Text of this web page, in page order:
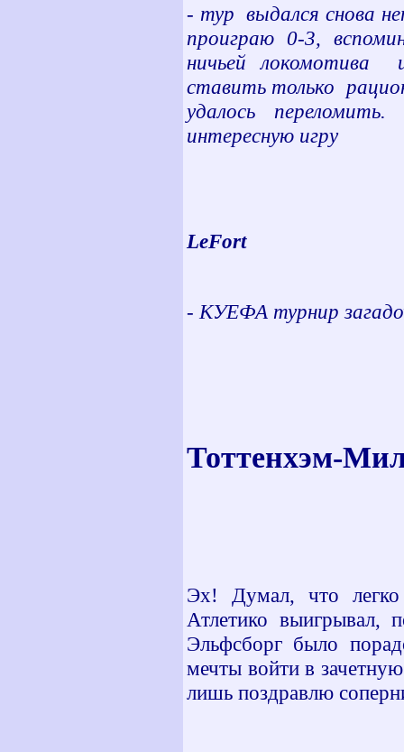
- тур выдался снова
проиграю 0-3,
ничьей локомотива
ставить только
удалось
интересную игру
LeFort
- КУЕФА турнир
Тоттенхэм-
Эх! Думал, что
Атлетико
Эльфсборг было
мечты войти в
лишь поздравлю